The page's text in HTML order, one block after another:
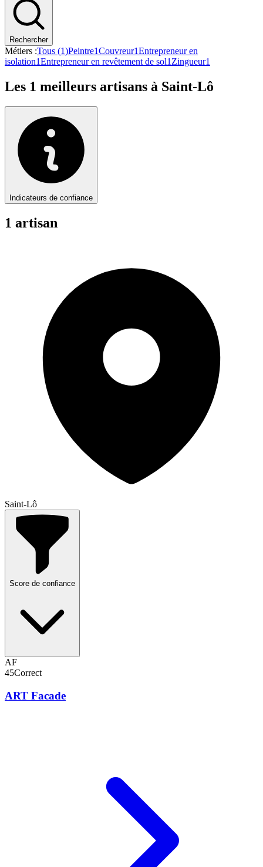
Rechercher
Métiers :Tous (1)Peintre1Couvreur1Entrepreneur en
isolation1Entrepreneur en revêtement de sol1 Zingueur1
Les 1 meilleurs artisans à Saint-Lô
Indicateurs de confiance
1 artisan
Saint-Lô
Score de confiance
AF
45Correct
ART Facade